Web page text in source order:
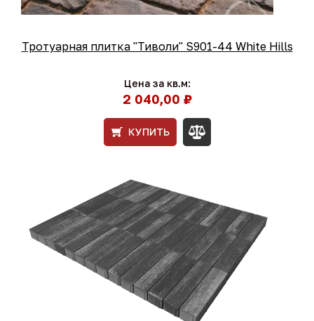
Тротуарная плитка "Тиволи" S901-44 White Hills
Цена за кв.м:
2 040,00 ₽
КУПИТЬ